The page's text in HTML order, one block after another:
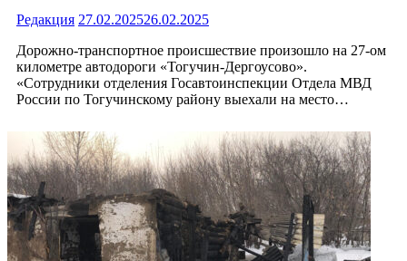
Редакция 27.02.202526.02.2025
Дорожно-транспортное происшествие произошло на 27-ом
километре автодороги «Тогучин-Дергоусово».
«Сотрудники отделения Госавтоинспекции Отдела МВД
России по Тогучинскому району выехали на место…